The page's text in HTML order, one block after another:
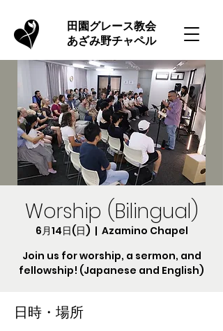
​田園グレース教会
あざみ野チャペル
Worship (Bilingual)
6月14日(日)
  |
Azamino Chapel
Join us for worship, a sermon, and
fellowship! (Japanese and English)
日時・場所